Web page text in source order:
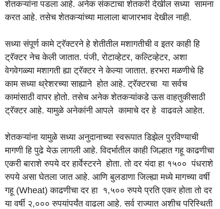
शेतकऱ्यांना पडला आहे. अनेक संकटाचा शेतकरी देखील सध्या सामना
करत आहे. तसेच शेतकऱ्यांच्या मालाला बाजारभाव देखील नाही.
सध्या संपूर्ण कामे ट्रॅक्टरने हे शेतीतील मशागतीची व इतर काही हि
ट्रॅक्टर नेच केली जातात. पंजी, रोटाव्हेटर, कल्टिव्हेटर, अशा
वेगवेगळ्या मशागती ह्या ट्रॅक्टर ने केल्या जातात. हरभरा मळणीचे हि
काम सध्या थ्रेशरच्या साह्याने होत आहे. ट्रॅक्टरचा या सर्वच
कामांसाठी वापर होतो. तसेच अनेक शेतकऱ्यांकडे ऊस वाहतुकीसाठी
ट्रॅक्टर आहे. यामुळे अनेकांनी आपले कामाचे दर हे वाढवले आहेत.
शेतकऱ्यांना यामुळे सध्या अनुदानाच्या स्वरूपात डिझेल पुरविण्याची
मागणी हि पुढे येऊ लागली आहे. विदर्भातील काही जिल्हात गहू काढणीचा
एकरी बाराशे रुपये दर हार्वेस्टरने होता. तो दर यंदा हा १५०० पंधराशे
रुपये असा घेतला जात आहे. आणि बुलडाणा जिल्ह्या मध्ये मागच्या वर्षी
गहू (Wheat) काढणीचा दर हा १,५०० रुपये प्रति एकर होता तो दर
या वर्षी २,००० रुपयांपर्यंत वाढला आहे. सर्व राज्यात अशीच परिस्थिती